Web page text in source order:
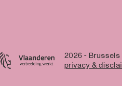
2026 -
privacy &